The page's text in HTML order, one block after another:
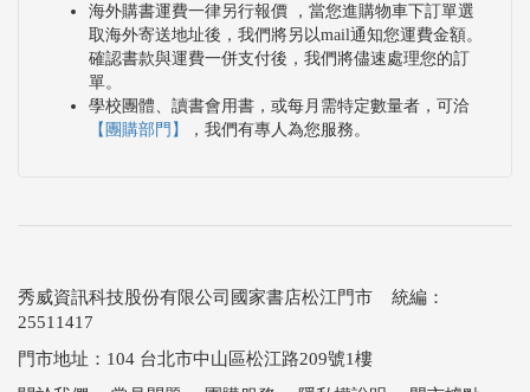
海外購書運費一律另行報價 ，當您進購物車下訂單選
取海外寄送地址後，我們將另以mail通知您運費金額。
確認書款與運費一併支付後，我們將儘速處理您的訂
單。
學校團體、讀書會用書，或每月需特定數量者，可洽
【團購部門】
，我們有專人為您服務。
秀威資訊科技股份有限公司國家書店松江門市 統編：
25511417
門市地址：104 台北市中山區松江路209號1樓